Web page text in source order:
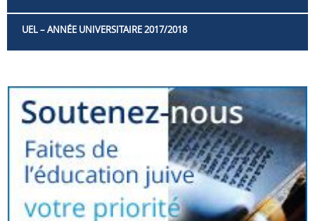
UEL – ANNÉE UNIVERSITAIRE 2017/2018